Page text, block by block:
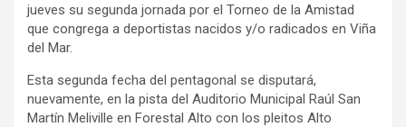
jueves su segunda jornada por el Torneo de la Amistad
que congrega a deportistas nacidos y/o radicados en Viña
del Mar.
Esta segunda fecha del pentagonal se disputará,
nuevamente, en la pista del Auditorio Municipal Raúl San
Martín Meliville en Forestal Alto con los pleitos Alto